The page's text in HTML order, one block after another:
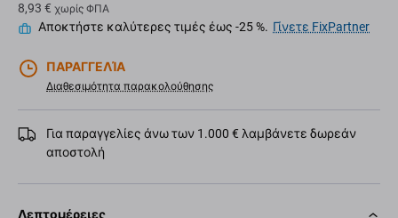
8,93 € χωρίς ΦΠΑ
Αποκτήστε καλύτερες τιμές έως -25 %. Γίνετε FixPartner
ΠΑΡΑΓΓΕΛΊΑ
Διαθεσιμότητα παρακολούθησης
Για παραγγελίες άνω των 1.000 € λαμβάνετε δωρεάν
αποστολή
Λεπτομέρειες